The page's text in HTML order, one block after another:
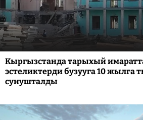
Кыргызстанда тарыхый
эстеликтерди бузууга 10 жылга
сунушталды